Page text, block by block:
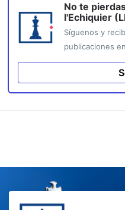
No te
l'Echiquier
Síguenos y
publicaciones